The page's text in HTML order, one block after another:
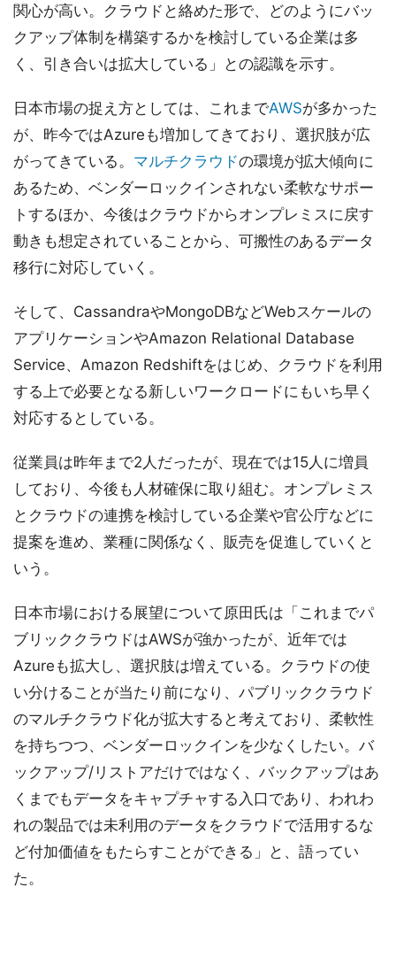
関心が高い。クラウドと絡めた形で、どのようにバッ
クアップ体制を構築するかを検討している企業は多
く、引き合いは拡大している」との認識を示す。
日本市場の捉え方としては、これまでAWSが多かった
が、昨今ではAzureも増加してきており、選択肢が広
がってきている。 マルチクラウドの環境が拡大傾向に
あるため、ベンダーロックインされない柔軟なサポー
トするほか、今後はクラウドからオンプレミスに戻す
動きも想定されていることから、可搬性のあるデータ
移行に対応していく。
そして、CassandraやMongoDBなどWebスケールの
アプリケーションやAmazon Relational Database
Service、Amazon Redshiftをはじめ、クラウドを利用
する上で必要となる新しいワークロードにもいち早く
対応するとしている。
従業員は昨年まで2人だったが、現在では15人に増員
しており、今後も人材確保に取り組む。オンプレミス
とクラウドの連携を検討している企業や官公庁などに
提案を進め、業種に関係なく、販売を促進していくと
いう。
日本市場における展望について原田氏は「これまでパ
ブリッククラウドはAWSが強かったが、近年では
Azureも拡大し、選択肢は増えている。クラウドの使
い分けることが当たり前になり、パブリッククラウド
のマルチクラウド化が拡大すると考えており、柔軟性
を持ちつつ、ベンダーロックインを少なくしたい。バ
ックアップ/リストアだけではなく、バックアップはあ
くまでもデータをキャプチャする入口であり、われわ
れの製品では未利用のデータをクラウドで活用するな
ど付加価値をもたらすことができる」と、語ってい
た。